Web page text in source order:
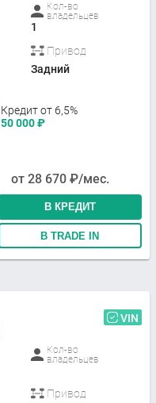
Кол-во
владельцев
1
Привод
Задний
Кредит от 6,5%
50 000₽
от 28 670 ₽/мес.
В КРЕДИТ
В TRADE IN
VIN
Кол-во
владельцев
Привод